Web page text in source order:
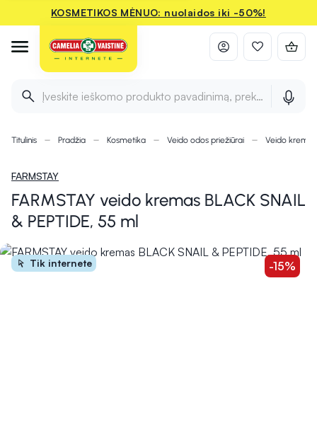
KOSMETIKOS MĖNUO: nuolaidos iki -50%!
Įveskite ieškomo produkto pavadinimą, prekės ženklą ir
Titulinis Pradžia Kosmetika Veido odos priežiūrai Veido kremai
FARMSTAY
FARMSTAY veido kremas BLACK SNAIL
& PEPTIDE, 55 ml
Tik internete -15%